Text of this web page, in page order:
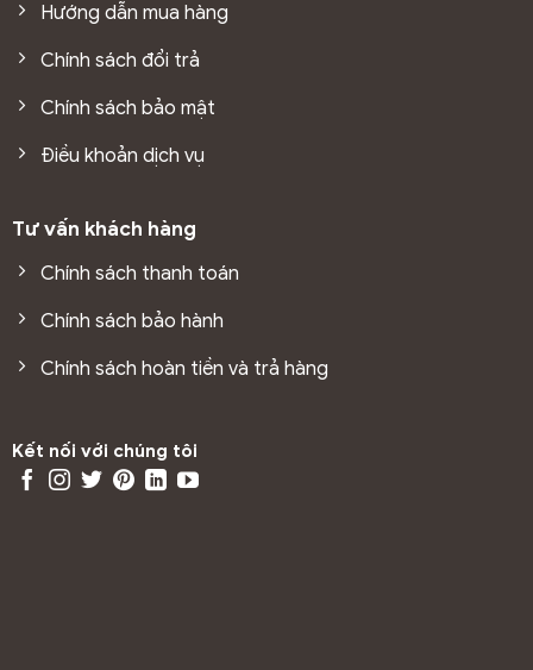
Hướng dẫn mua hàng
Chính sách đổi trả
Chính sách bảo mật
Điều khoản dịch vụ
Tư vấn khách hàng
Chính sách thanh toán
Chính sách bảo hành
Chính sách hoàn tiền và trả hàng
Kết nối với chúng tôi